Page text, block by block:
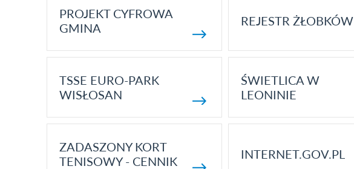
PROJEKT CYFROWA
GMINA
REJESTR ŻŁOBKÓW
TSSE EURO-PARK
WISŁOSAN
ŚWIETLICA W
LEONINIE
ZADASZONY KORT
TENISOWY - CENNIK
INTERNET.GOV.PL